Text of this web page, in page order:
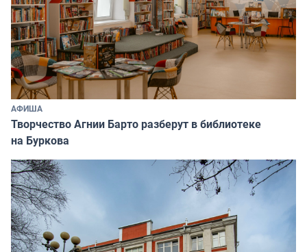
АФИША
Творчество Агнии Барто разберут в библиотеке
на Буркова